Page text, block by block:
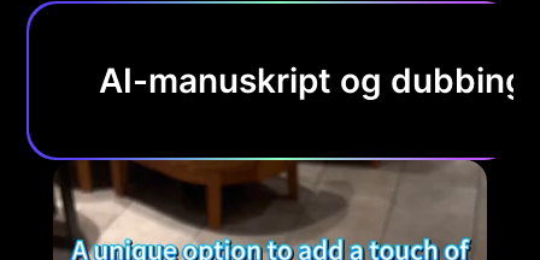
AI-manuskript og dubbing